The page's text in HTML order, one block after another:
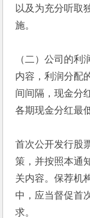
以及为充分听取
施。
（二）公司的
内容，利润分配
间间隔，现金分
各期现金分红最
首次公开发行股
策，并按照本通
关内容。保荐机
中，应当督促首
求。